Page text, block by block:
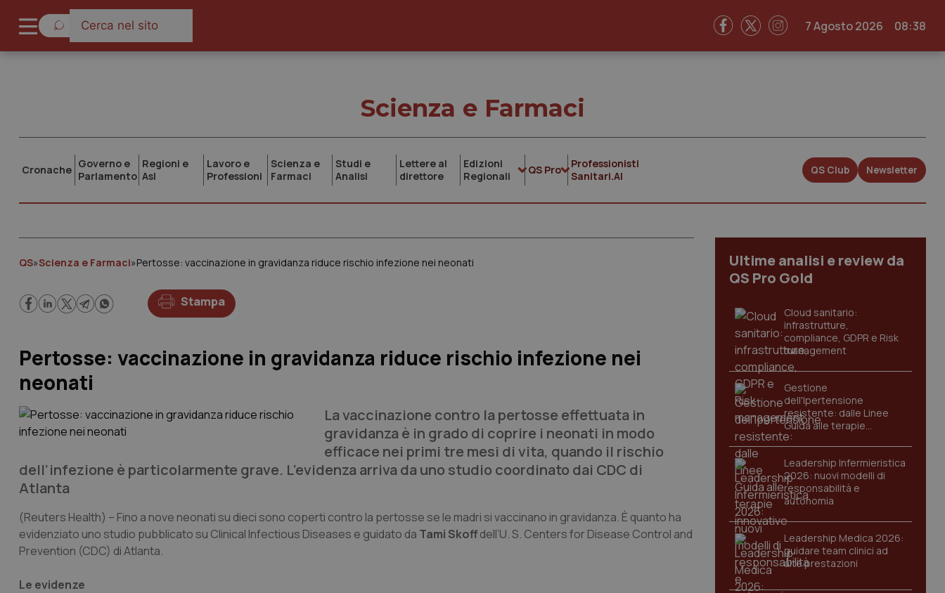
7 Agosto 2026 08:38
Scienza e Farmaci
Cronache Governo e
Parlamento
Regioni e
Asl
Lavoro e
Professioni
Scienza e
Farmaci
Studi e
Analisi
Lettere al
direttore
Edizioni
Regionali
QS Pro
Professionisti
Sanitari.AI
QS Club Newsletter
QS»Scienza e Farmaci»Pertosse: vaccinazione in gravidanza riduce rischio infezione nei neonati
Stampa
Pertosse: vaccinazione in gravidanza riduce rischio infezione nei
neonati
La vaccinazione contro la pertosse effettuata in
gravidanza è in grado di coprire i neonati in modo
efficace nei primi tre mesi di vita, quando il rischio
dell’infezione è particolarmente grave. L’evidenza arriva da uno studio coordinato dai CDC di
Atlanta
(Reuters Health) – Fino a nove neonati su dieci sono coperti contro la pertosse se le madri si vaccinano in gravidanza. È quanto ha
evidenziato uno studio pubblicato su Clinical Infectious Diseases e guidato da Tami Skoffdell’U. S. Centers for Disease Control and
Prevention (CDC) di Atlanta.
Le evidenze
Ultime analisi e review da
QS Pro Gold
Cloud sanitario:
infrastrutture,
compliance, GDPR e Risk
management
Gestione
dell'Ipertensione
resistente: dalle Linee
Guida alle terapie
innovative
Leadership Infermieristica
2026: nuovi modelli di
responsabilità e
autonomia
Leadership Medica 2026:
guidare team clinici ad
alte prestazioni